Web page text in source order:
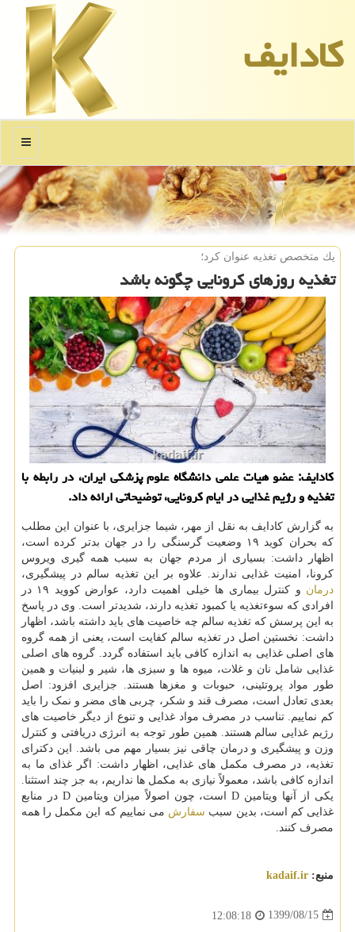
كادایف
منو
یك متخصص تغذیه عنوان كرد؛
تغذیه روزهای كرونایی چگونه باشد
كادایف: عضو هیات علمی دانشگاه علوم پزشكی ایران، در رابطه با
تغذیه و رژیم غذایی در ایام كرونایی، توضیحاتی ارائه داد.
به گزارش کادایف به نقل از مهر، شیما جزایری، با عنوان این مطلب
که بحران کوید ۱۹ وضعیت گرسنگی را در جهان بدتر کرده است،
اظهار داشت: بسیاری از مردم جهان به سبب همه گیری ویروس
کرونا، امنیت غذایی ندارند. علاوه بر این تغذیه سالم در پیشگیری،
درمان
و کنترل بیماری ها خیلی اهمیت دارد، عوارض کووید ۱۹ در
افرادی که سوءتغذیه یا کمبود تغذیه دارند، شدیدتر است. وی در پاسخ
به این پرسش که تغذیه سالم چه خاصیت های باید داشته باشد، اظهار
داشت: نخستین اصل در تغذیه سالم کفایت است، یعنی از همه گروه
های اصلی غذایی به اندازه کافی باید استفاده گردد. گروه های اصلی
غذایی شامل نان و غلات، میوه ها و سبزی ها، شیر و لبنیات و همین
طور مواد پروتئینی، حبوبات و مغزها هستند. جزایری افزود: اصل
بعدی تعادل است، مصرف قند و شکر، چربی های مضر و نمک را باید
کم نماییم. تناسب در مصرف مواد غذایی و تنوع از دیگر خاصیت های
رژیم غذایی سالم هستند. همین طور توجه به انرژی دریافتی و کنترل
وزن و پیشگیری و درمان چاقی نیز بسیار مهم می باشد. این دکترای
تغذیه، در مصرف مکمل های غذایی، اظهار داشت: اگر غذای ما به
اندازه کافی باشد، معمولاً نیازی به مکمل ها نداریم، به جز چند استثنا.
یکی از آنها ویتامین D است، چون اصولاً میزان ویتامین D در منابع
غذایی کم است، بدین سبب سفارش می نماییم که این مکمل را همه
مصرف کنند.
منبع: kadaif.ir
1399/08/15
12:08:18